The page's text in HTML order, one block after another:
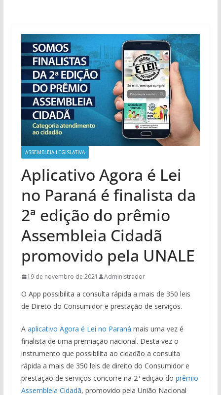
ASSEMBLEIA LEGISLATIVA
Aplicativo Agora é Lei
no Paraná é finalista da
2ª edição do prêmio
Assembleia Cidadã
promovido pela UNALE
19 de novembro de 2021 Administrador
O App possibilita a consulta rápida a mais de 350 leis
de Direto do Consumidor e prestação de serviços.
A aplicativo Agora é Lei no Paraná mais uma vez é
finalista de uma premiação nacional. Desta vez o
instrumento que possibilita ao cidadão a consulta
rápida a mais de 350 leis de direito do Consumidor e
prestação de serviços concorre na 2ª edição do prêmio
Assembleia Cidadã, promovido pela União Nacional